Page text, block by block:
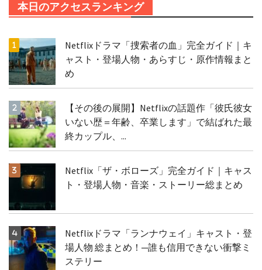
本日のアクセスランキング
Netflixドラマ「捜索者の血」完全ガイド｜キ
ャスト・登場人物・あらすじ・原作情報まと
め
【その後の展開】Netflixの話題作「彼氏彼女
いない歴＝年齢、卒業します」で結ばれた最
終カップル、...
Netflix「ザ・ボローズ」完全ガイド｜キャス
ト・登場人物・音楽・ストーリー総まとめ
Netflixドラマ「ランナウェイ」キャスト・登
場人物 総まとめ！─誰も信用できない衝撃ミ
ステリー